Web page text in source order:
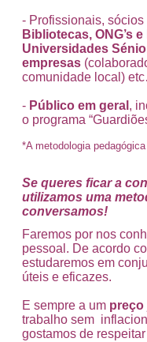
- Profissionais,
Bibliotecas, ONG’s
Universidades
empresas
comunidade local)
- Público em geral ,
o programa
*A metodologia
Se queres ficar a
utilizamos uma
conversamos!
Faremos por nos
pessoal. De acordo
estudaremos em
úteis e eficazes.
E sempre a um preço
trabalho sem
gostamos de